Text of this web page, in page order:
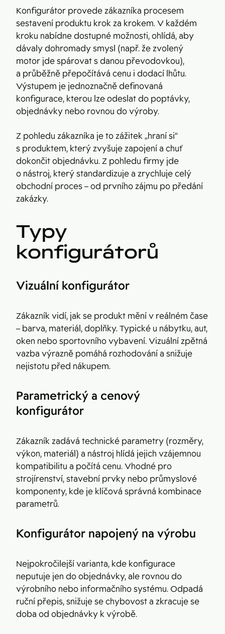
Konfigurátor provede zákazníka procesem
sestavení produktu krok za krokem. V každém
kroku nabídne dostupné možnosti, ohlídá, aby
dávaly dohromady smysl (např. že zvolený
motor jde spárovat s danou převodovkou),
a průběžně přepočítává cenu i dodací lhůtu.
Výstupem je jednoznačně definovaná
konfigurace, kterou lze odeslat do poptávky,
objednávky nebo rovnou do výroby.
Z pohledu zákazníka je to zážitek „hraní si“
s produktem, který zvyšuje zapojení a chuť
dokončit objednávku. Z pohledu firmy jde
o nástroj, který standardizuje a zrychluje celý
obchodní proces – od prvního zájmu po předání
zakázky.
Typy
konfigurátorů
Vizuální konfigurátor
Zákazník vidí, jak se produkt mění v reálném čase
– barva, materiál, doplňky. Typické u nábytku, aut,
oken nebo sportovního vybavení. Vizuální zpětná
vazba výrazně pomáhá rozhodování a snižuje
nejistotu před nákupem.
Parametrický a cenový
konfigurátor
Zákazník zadává technické parametry (rozměry,
výkon, materiál) a nástroj hlídá jejich vzájemnou
kompatibilitu a počítá cenu. Vhodné pro
strojírenství, stavební prvky nebo průmyslové
komponenty, kde je klíčová správná kombinace
parametrů.
Konfigurátor napojený na výrobu
Nejpokročilejší varianta, kde konfigurace
neputuje jen do objednávky, ale rovnou do
výrobního nebo informačního systému. Odpadá
ruční přepis, snižuje se chybovost a zkracuje se
doba od objednávky k výrobě.